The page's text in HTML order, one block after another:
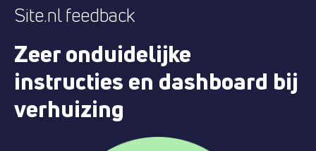
Site.nl feedback
Zeer onduidelijke
instructies en dashboard bij
verhuizing